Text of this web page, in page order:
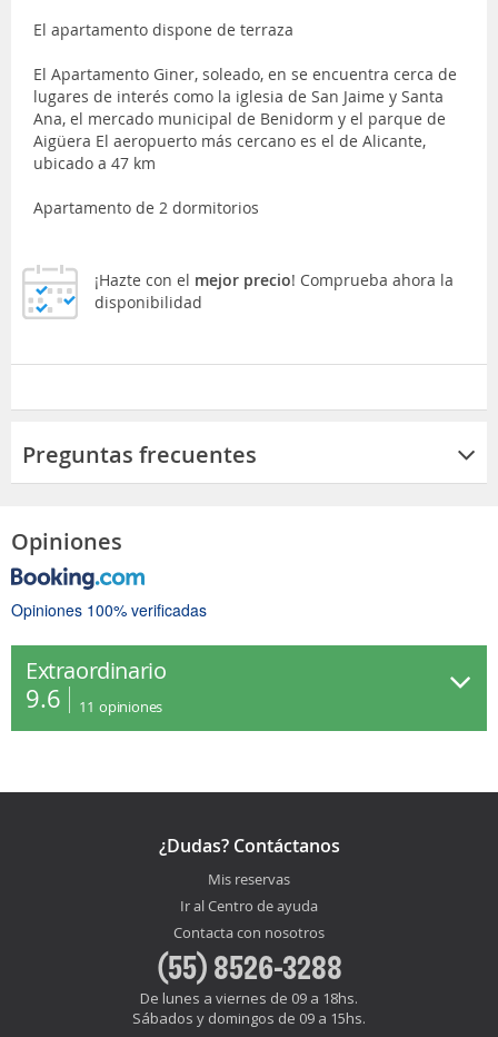
El apartamento dispone de terraza
El Apartamento Giner, soleado, en se encuentra cerca de
lugares de interés como la iglesia de San Jaime y Santa
Ana, el mercado municipal de Benidorm y el parque de
Aigüera El aeropuerto más cercano es el de Alicante,
ubicado a 47 km
Apartamento de 2 dormitorios
¡Hazte con el mejor precio! Comprueba ahora la
disponibilidad
Preguntas frecuentes
Opiniones
Opiniones 100% verificadas
Extraordinario
9.6 11 opiniones
¿Dudas? Contáctanos
Mis reservas
Ir al Centro de ayuda
Contacta con nosotros
(55) 8526-3288
De lunes a viernes de 09 a 18hs.
Sábados y domingos de 09 a 15hs.